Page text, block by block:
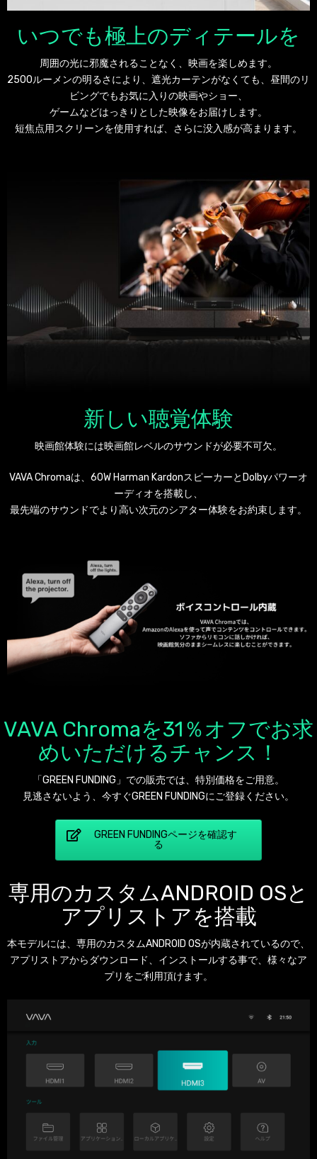
いつでも極上のディテールを
周囲の光に邪魔されることなく、映画を楽しめます。
2500ルーメンの明るさにより、遮光カーテンがなくても、昼間のリ
ビングでもお気に入りの映画やショー、
ゲームなどはっきりとした映像をお届けします。
短焦点用スクリーンを使用すれば、さらに没入感が高まります。
新しい聴覚体験
映画館体験には映画館レベルのサウンドが必要不可欠。
VAVA Chromaは、60W Harman KardonスピーカーとDolbyパワーオ
ーディオを搭載し、
最先端のサウンドでより高い次元のシアター体験をお約束します。
VAVA Chromaを31％オフでお求
めいただけるチャンス！
「GREEN FUNDING」での販売では、特別価格をご用意。
見逃さないよう、今すぐGREEN FUNDINGにご登録ください。
GREEN FUNDINGページを確認す
る
専用のカスタムANDROID OSと
アプリストアを搭載
本モデルには、専用のカスタムANDROID OSが内蔵されているので、
アプリストアからダウンロード、インストールする事で、様々なア
プリをご利用頂けます。